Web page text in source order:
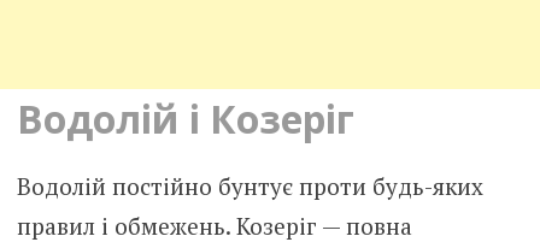
Водолій і Козеріг
Водолій постійно бунтує проти будь-яких
правил і обмежень. Козеріг — повна